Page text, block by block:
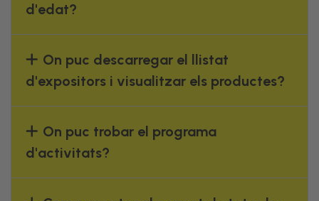
d'edat?
On puc descarregar el llistat
d'expositors i visualitzar els productes?
On puc trobar el programa
d'activitats?